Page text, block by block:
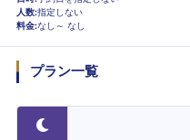
人数 指定しない
料金 なし～ なし
プラン一覧